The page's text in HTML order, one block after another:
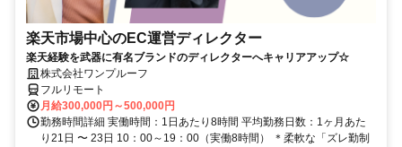
楽天市場中心のEC運営ディレクター
楽天経験を武器に有名ブランドのディレクターへキャリアアップ☆
株式会社ワンプルーフ
フルリモート
月給300,000円～500,000円
勤務時間詳細 実働時間：1日あたり8時間 平均勤務日数：1ヶ月あた
り21日 〜 23日 10：00～19：00（実働8時間） ＊柔軟な「ズレ勤制